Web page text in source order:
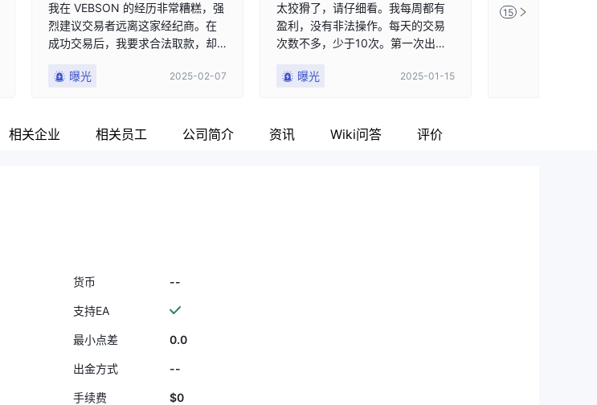
我在 VEBSON 的经历非常糟糕，强
烈建议交易者远离这家经纪商。在
成功交易后，我要求合法取款，却
骗。 🚨 VEBSON 的主要问题： ❌
但经过检查，他们并未在 NFA 注册
假指控 - 他们指控我使用智能交易
系统（EA）和剥头皮，尽管他们自
些行为。
曝光 2025-02-07
太狡猾了，请仔细看。我每周都有
盈利，没有非法操作。每天的交易
次数不多，少于10次。第一次出
次无法出金。这就是狡猾的地方。
转账。没有收到任何电子邮件或通
曝光 2025-01-15
账户盈利不给出
15
相关企业 相关员工 公司简介 资讯 Wiki问答 评价
货币 --
支持EA
最小点差 0.0
出金方式 --
手续费 $0